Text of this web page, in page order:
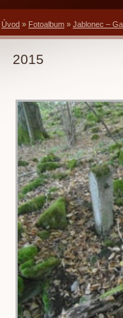
Úvod » Fotoalbum » Jablonec –
2015